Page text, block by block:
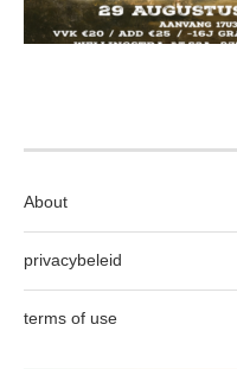
About
privacybeleid
terms of use